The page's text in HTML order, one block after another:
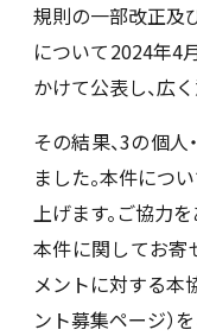
採用情報
お問い合わせ
JP
規則の一部改正及
について2024年4
かけて公表し、広
その結果、3の個
ました。本件につ
上げます。ご協力
本件に関してお寄
メントに対する本
ント募集ページ）